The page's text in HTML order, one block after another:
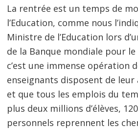
La rentrée est un temps de
l’Education, comme nous
Ministre de l’Education lors
de la Banque mondiale pour
c’est une immense opération
enseignants disposent de
et que tous les emplois du
plus deux millions d’élèves,
personnels reprennent les